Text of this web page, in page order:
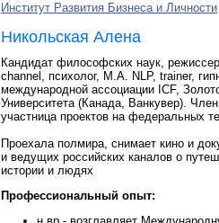
Институт Развития Бизнеса и Личности
Никольская Алена
Кандидат философских наук,
channel, психолог, M.A. NLP, trainer,
международной ассоциации ICF,
Университета (Канада, Ванкувер).
участница проектов на федеральных
Проехала полмира, снимает кино и
и ведущих российских каналов о
истории и людях
Профессиональный опыт: